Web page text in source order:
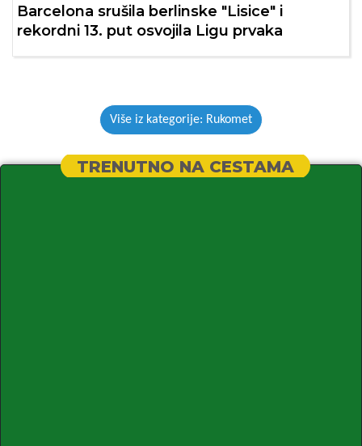
Barcelona srušila berlinske "Lisice" i
rekordni 13. put osvojila Ligu prvaka
Više iz kategorije: Rukomet
TRENUTNO NA CESTAMA